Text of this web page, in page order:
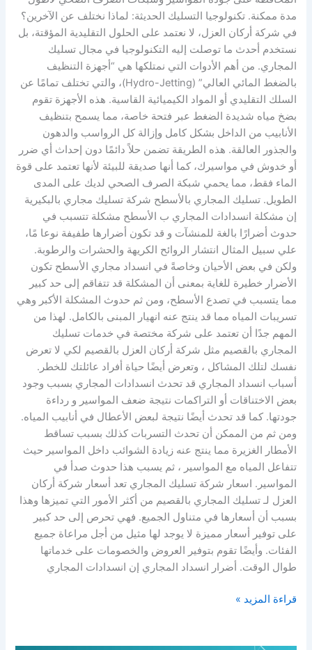
مدة ممكنة. تكنولوجيا التسليك الحديثة: لماذا نختلف عن الآخرين؟
في شركة أركان العزل، لا نعتمد على الحلول التقليدية المؤقتة، بل
نستخدم أحدث ما توصلت إليه التكنولوجيا في مجال تسليك
المجاري. من أهم الأدوات التي نمتلكها هي “أجهزة التنظيف
بالضغط المائي العالي” (Hydro-Jetting)، والتي تختلف تمامًا عن
السلك التقليدي أو المواد الكيميائية القاسية. هذه الأجهزة تقوم
بضخ مياه شديدة الضغط عبر فتحة خاصة، مما يسمح بتنظيف
الأنابيب من الداخل بشكل كامل وإزالة كل الرواسب والدهون
والجذور العالقة. هذه الطريقة تضمن حلاً دائمًا دون إحداث أي ضرر
أو خدوش في مواسيرك، كما أنها صديقة للبيئة لأنها تعتمد على قوة
الماء فقط، مما يحمي شبكة الصرف الصحي لديك على المدى
الطويل. تسليك المجاري بالأسطح شركة تسليك مجاري بالبكيرية
إن مشكلة انسدادات المجاري ب الأسطح مشكلة تتسبب في
حدوث أضرارًا بالغة للمنشآت و قد تكون أضرارها طفيفة نوعا مًا،
علي سبيل المثال انتشار الروائح الكريهة والحشرات والرطوبة.
ولكن في بعض الأحيان وخاصةً في انسداد مجاري الأسطح تكون
الأضرار خطيرة للغاية بمعنى أن المشكلة قد تتفاقم إلى حد كبير
مما يتسبب في تصدع الأسطح، ومن ثم حدوث المشكلة الأكبر وهي
تسريبات المياه مما قد ينتج عنه انهيار المبنى بالكامل. لهذا من
المهم جدًا أن تعتمد على شركة مختصة في خدمات تسليك
المجاري بالقصيم مثل شركة أركان العزل بالقصيم لكي لا تعرض
نفسك لتلك المشاكل ، وتعرض أيضًا حياة أفراد عائلتك للخطر.
أسباب انسداد المجاري قد تحدث انسدادات المجاري بسبب وجود
بعض الاختناقات أو التراكمات نتيجة ضعف المواسير و رداءة
جودتها. كما قد تحدث أيضًا نتيجة لبعض الأعطال في أنابيب المياه.
ومن ثم من الممكن أن تحدث التسربات كذلك بسبب تساقط
الأمطار الغزيرة مما ينتج عنه زيادة الشوائب داخل المواسير حيث
تتفاعل المياه مع المواسير ، ثم يسبب هذا حدوث صدأ في
المواسير. اسعار شركة تسليك المجاري تعد أسعار شركة أركان
العزل لـ تسليك المجاري بالقصيم من أكثر الأمور التي تميزها وهذا
بسبب أن أسعارها في متناول الجميع. فهي تحرص إلى حد كبير
على توفير أسعار مميزة لا يوجد لها مثيل من أجل مراعاة جميع
الفئات. وأيضًا تقوم بتوفير العروض والخصومات على خدماتها
طوال الوقت. أضرار انسداد المجاري إن انسدادات المجاري
قراءة المزيد »